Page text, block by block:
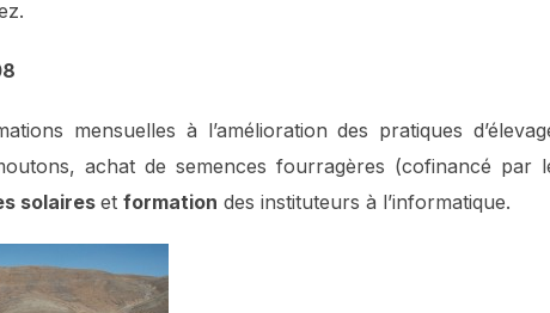
mensuelles à l’amélioration des pratiques
achat de semences fourragères (cofinancé par
solaires et formation des instituteurs à l’informatique.